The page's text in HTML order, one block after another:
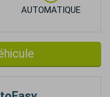
AUTOMATIQUE